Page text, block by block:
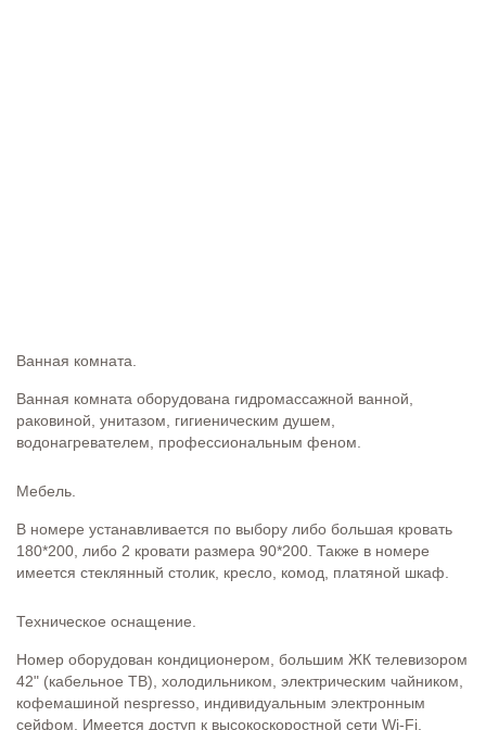
Ванная комната.
Ванная комната оборудована гидромассажной ванной,
раковиной, унитазом, гигиеническим душем,
водонагревателем, профессиональным феном.
Мебель.
В номере устанавливается по выбору либо большая кровать
180*200, либо 2 кровати размера 90*200. Также в номере
имеется стеклянный столик, кресло, комод, платяной шкаф.
Техническое оснащение.
Номер оборудован кондиционером, большим ЖК телевизором
42" (кабельное ТВ), холодильником, электрическим чайником,
кофемашиной nespresso, индивидуальным электронным
сейфом. Имеется доступ к высокоскоростной сети Wi-Fi.